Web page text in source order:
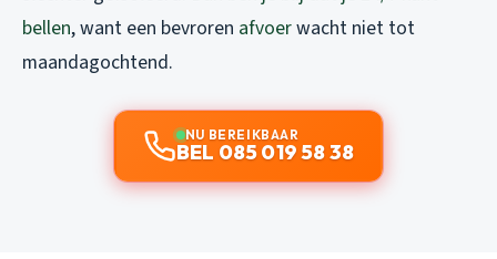
bellen, want een bevroren afvoerwacht niet tot
maandagochtend.
NU BEREIKBAAR
BEL 085 019 58 38